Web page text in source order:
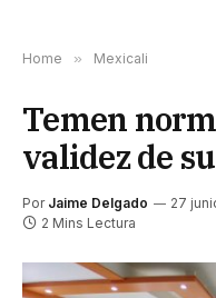
Home » Mexicali
Temen
validez de
Por Jaime Delgado 27
2 Mins Lectura